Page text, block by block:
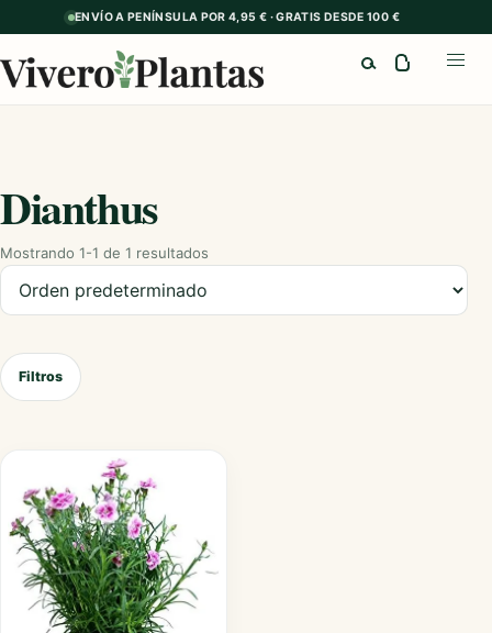
ENVÍO A PENÍNSULA POR 4,95 € · GRATIS DESDE 100 €
Dianthus
Mostrando 1-1 de 1 resultados
Ordenar productos
Filtros